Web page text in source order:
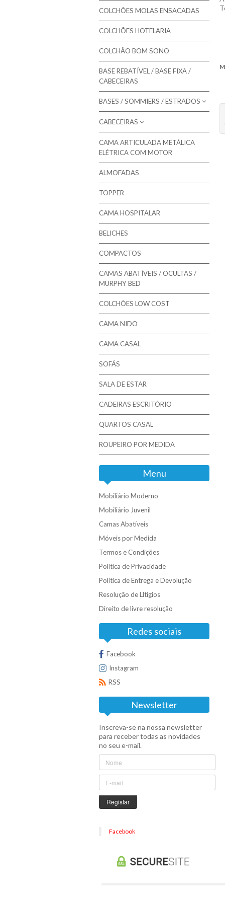
Bestbed - Colchões
Artiflex - Colchões
Colchões para Bebé
COLCHÕES MOLAS ENSACADAS
COLCHÕES HOTELARIA
COLCHÃO BOM SONO
BASE REBATÍVEL / BASE FIXA /
CABECEIRAS
BASES / SOMMIERS / ESTRADOS
Molaflex - Bases Forradas
Molaflex - Lâminas
Pikolin - Estrados
Pikolin - Bases
Bestbed - Sommiers
Mindol - Estrados
CABECEIRAS
Molaflex - Cabeceiras para camas
Mindol - Cabeceiras para camas
CAMA ARTICULADA METÁLICA
ELÉTRICA COM MOTOR
ALMOFADAS
TOPPER
CAMA HOSPITALAR
BELICHES
COMPACTOS
CAMAS ABATÍVEIS / OCULTAS /
MURPHY BED
COLCHÕES LOW COST
CAMA NIDO
CAMA CASAL
SOFÁS
SALA DE ESTAR
CADEIRAS ESCRITÓRIO
QUARTOS CASAL
ROUPEIRO POR MEDIDA
Menu
Mobiliário Moderno
Mobiliário Juvenil
Camas Abatíveis
Móveis por Medida
Termos e Condições
Política de Privacidade
Política de Entrega e Devolução
Resolução de Lltígios
Direito de livre resolução
Redes sociais
Facebook
Instagram
RSS
Newsletter
Inscreva-se na nossa newsletter
para receber todas as novidades
no seu e-mail.
Registar
Facebook